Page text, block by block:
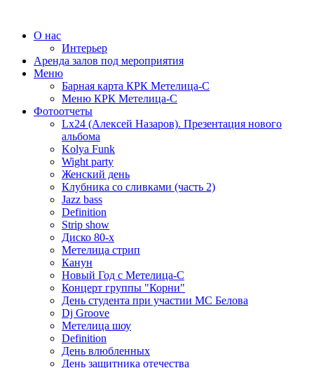
О нас
Интерьер
Аренда залов под мероприятия
Меню
Барная карта КРК Метелица-С
Меню КРК Метелица-С
Фотоотчеты
Lx24 (Алексей Назаров). Презентация нового
альбома
Kolya Funk
Wight party
Женский день
Клубника со сливками (часть 2)
Jazz bass
Definition
Strip show
Диско 80-х
Метелица стрип
Канун
Новый Год с Метелица-С
Концерт группы "Корни"
День студента при участии МС Белова
Dj Groove
Метелица шоу
Definition
День влюбленных
День защитника отечества